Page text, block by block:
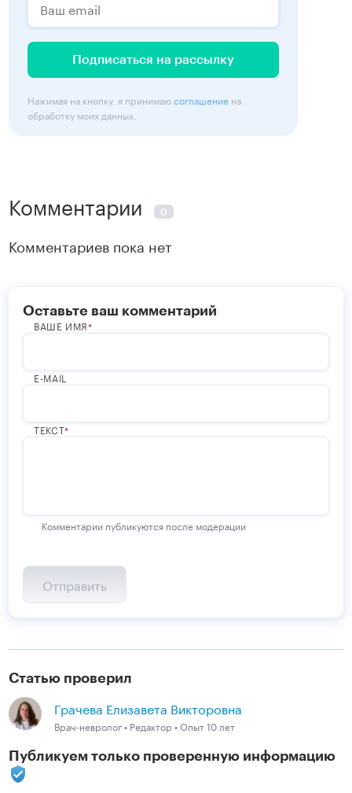
Подписаться на рассылку
Нажимая на кнопку, я принимаюсоглашение на
обработку моих данных.
Комментарии 0
Комментариев пока нет
Оставьте ваш комментарий
ВАШЕ ИМЯ
E-MAIL
ТЕКСТ
Комментарии публикуются после модерации
Статью проверил
Грачева Елизавета Викторовна
Врач-невролог • Редактор • Опыт 10 лет
Публикуем только проверенную информацию